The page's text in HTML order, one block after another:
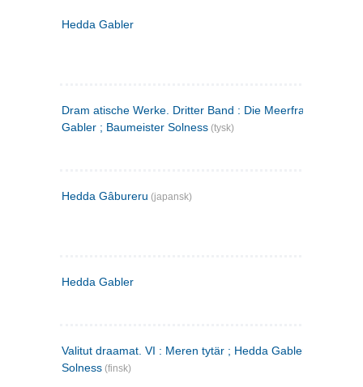
Hedda Gabler
Dram atische Werke. Dritter Band : Die Meerfrau ; Hedda
Gabler ; Baumeister Solness (tysk)
Hedda Gâbureru (japansk)
Hedda Gabler
Valitut draamat. VI : Meren tytär ; Hedda Gabler ;
Solness (finsk)